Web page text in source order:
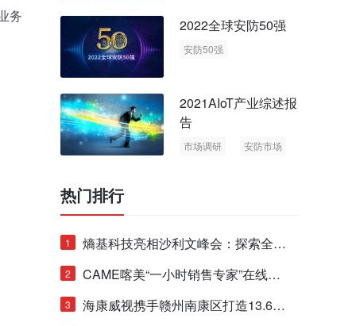
务
2022全球安防50强
安防50强
2021AIoT产业综述报
告
市场调研
安防市场
热门排行
1
熵基科技亮相沙利文峰会：探索全栈
脑机技术商业化生态新路径
2
CAME喀美“一小时销售专家”在线赋
能培训正式启动！
3
海康威视携手赣州南康区打造13.6公